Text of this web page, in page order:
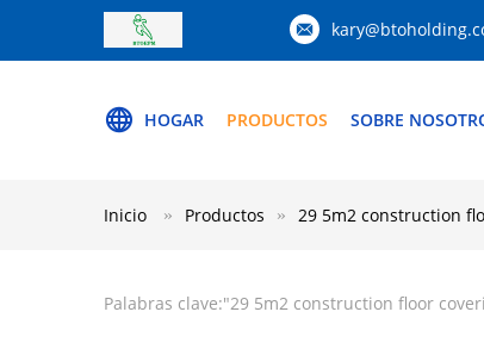
HOGAR PRODUCTOS SOBRE
Inicio Productos 29 5m2 construction
Palabras clave:"29 5m2 construction floor